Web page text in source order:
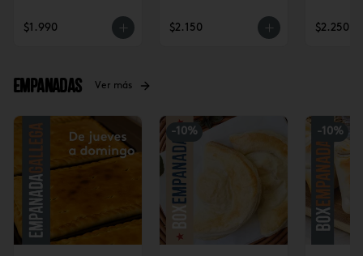
$1.990 $2.150 $2.250
Empanadas Ver más
-10% -10%